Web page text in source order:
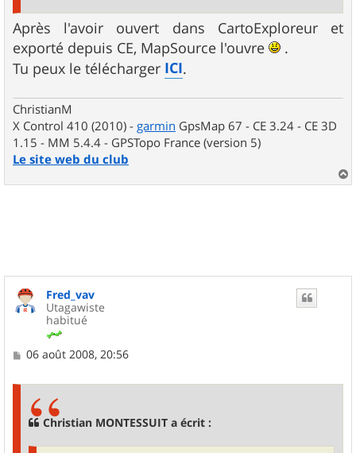
Après l'avoir ouvert dans CartoExploreur et
exporté depuis CE, MapSource l'ouvre
.
Tu peux le télécharger ICI.
ChristianM
X Control 410 (2010) - garmin GpsMap 67 - CE 3.24 - CE 3D
1.15 - MM 5.4.4 - GPSTopo France (version 5)
Le site web du club
a
Fred_vav
Utagawiste
habitué
M
06 août 2008, 20:56
Christian MONTESSUIT a écrit :